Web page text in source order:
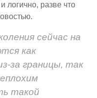
логично, разве что
сейчас на
как
за границы, так
такой